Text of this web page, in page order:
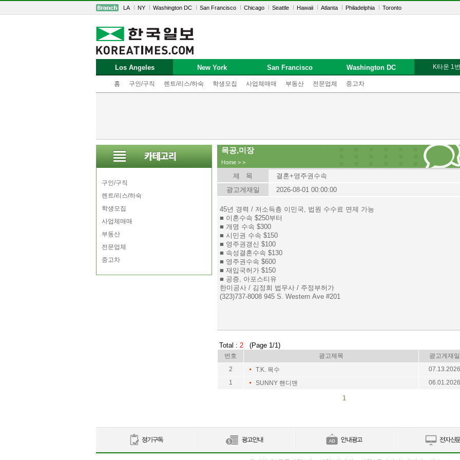
LA NY Washington DC San Francisco Chicago Seattle Hawaii Atlanta Philadelphia Toronto
Los Angeles
홈 구인/구직 렌트/리스/하숙 학생모집 사업체매매 부동산 전문업체 중고차
New York San Francisco Washington DC K타운 1
구인/구직
렌트/리스/하숙
학생모집
사업체매매
부동산
전문업체
중고차
목공,미장
Home > >
제 목
결혼+영주권수속
광고게재일
2026-08-01 00:00:00
45년 경력 / 저소득층 이민국, 법원 수수료 면제 가능
■ 이혼수속 $250부터
■ 개명 수속 $300
■ 시민권 수속 $150
■ 영주권갱신 $100
■ 속성결혼수속 $130
■ 영주권수속 $600
■ 재입국허가 $150
■ 공증, 아포스티유
한미공사 / 김정희 법무사 / 주정부허가
(323)737-8008 945 S. Western Ave #201
Total : 2 (Page 1/1)
번호 광고제목
광고게재일
2
T.K. 목수
07.13.2026
1
SUNNY 핸디맨 06.01.2026
1